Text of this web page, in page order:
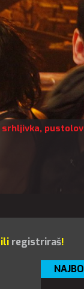
srhljivka,
ili registriraš!